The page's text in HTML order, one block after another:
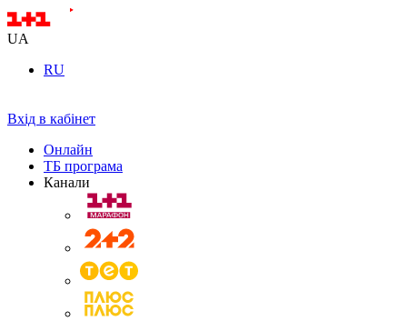
UA
RU
Вхід в кабінет
Онлайн
ТБ програма
Канали